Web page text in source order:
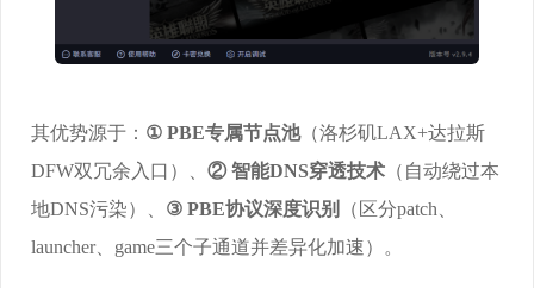
其优势源于： ① PBE专属节点池（洛杉矶LAX+达拉斯
DFW双冗余入口）、 ② 智能DNS穿透技术 （自动绕过本
地DNS污染）、 ③ PBE协议深度识别
（区分patch、
launcher、game三个子通道并差异化加速）。